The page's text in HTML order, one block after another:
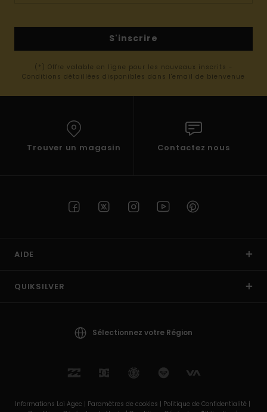
S'inscrire
(*) Offre valable en ligne pour les nouveaux inscrits -
Conditions détaillées disponibles dans l'email de bienvenue
Trouver un magasin Contactez nous
AIDE
QUIKSILVER
Sélectionnez votre Région
Informations Loi Agec | Paramètres de cookies | Politique de Confidentialité |